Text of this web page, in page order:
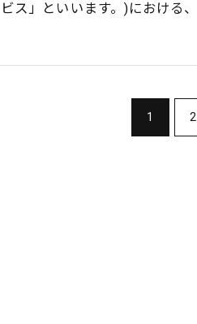
ビス」といいます。)における
1 2